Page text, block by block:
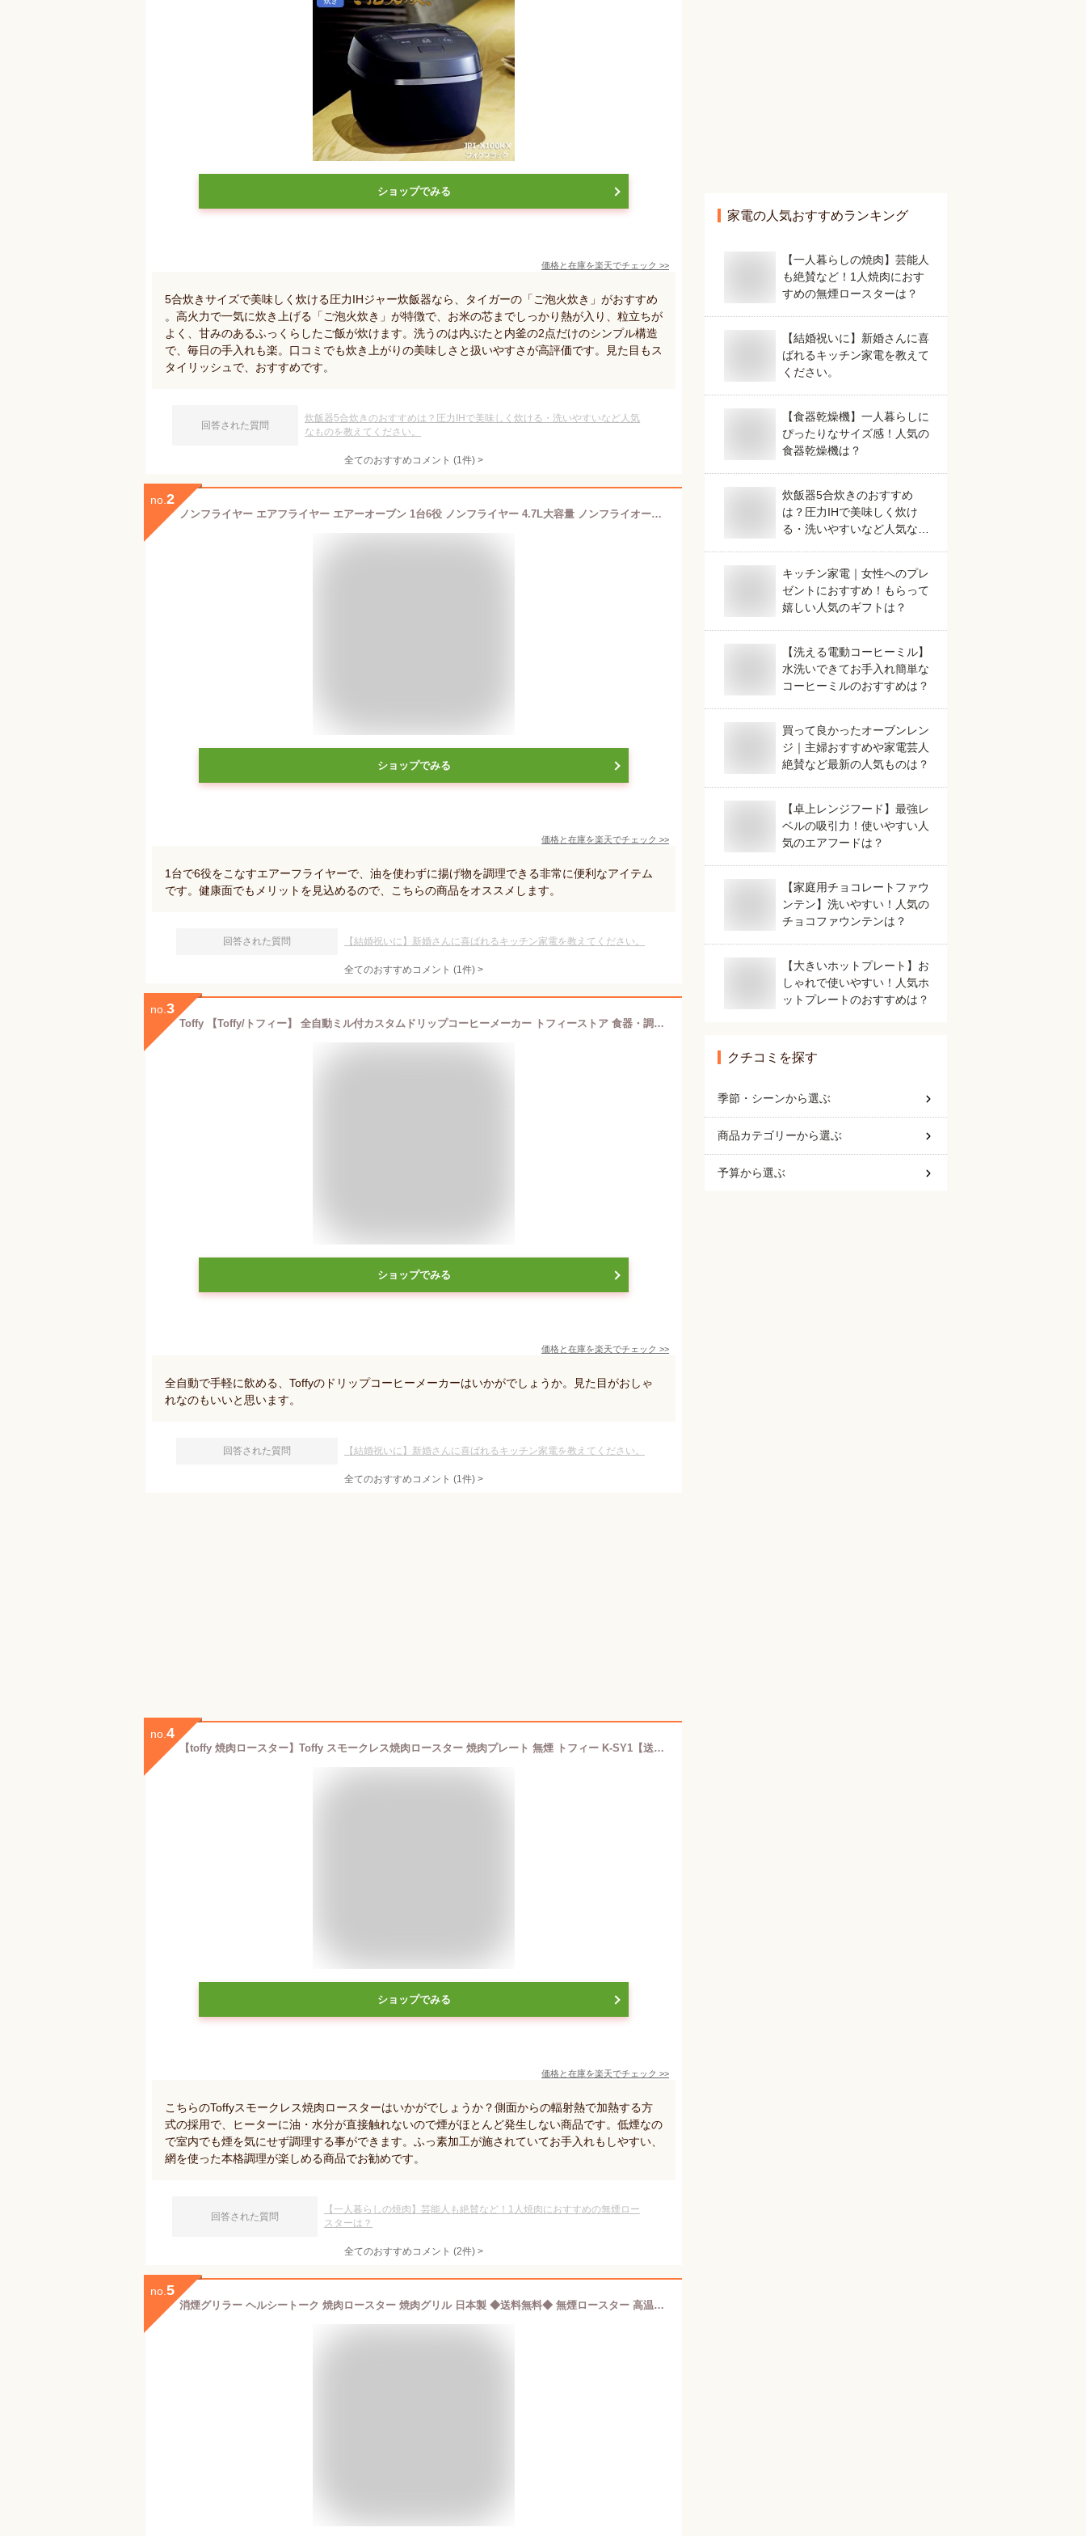
ショップでみる
価格と在庫を楽天でチェック >>
5合炊きサイズで美味しく炊ける圧力IHジャー炊飯器なら、タイガーの「ご泡火炊き」がおすすめ
。高火力で一気に炊き上げる「ご泡火炊き」が特徴で、お米の芯までしっかり熱が入り、粒立ちが
よく、甘みのあるふっくらしたご飯が炊けます。洗うのは内ぶたと内釜の2点だけのシンプル構造
で、毎日の手入れも楽。口コミでも炊き上がりの美味しさと扱いやすさが高評価です。見た目もス
タイリッシュで、おすすめです。
回答された質問
炊飯器5合炊きのおすすめは？圧力IHで美味しく炊ける・洗いやすいなど人気
なものを教えてください。
全てのおすすめコメント (1件) >
no. 2
ノンフライヤー エアフライヤー エアーオーブン 1台6役 ノンフライヤー 4.7L大容量 ノンフライオーブン 透明窓 電気フライヤー 唐揚げ 揚げ物 家庭用 1-6人用 コンパクト 過熱保護 調理家電 キッチン家電 油なし揚物 日本語レシピ付き タイマー360°空気循環技術 PSE認証済み
ショップでみる
価格と在庫を楽天でチェック >>
1台で6役をこなすエアーフライヤーで、油を使わずに揚げ物を調理できる非常に便利なアイテム
です。健康面でもメリットを見込めるので、こちらの商品をオススメします。
回答された質問 【結婚祝いに】新婚さんに喜ばれるキッチン家電を教えてください。
全てのおすすめコメント (1件) >
no. 3
Toffy 【Toffy/トフィー】 全自動ミル付カスタムドリップコーヒーメーカー トフィーストア 食器・調理器具・キッチン用品 キッチン家電 グレー ブラック【送料無料】
ショップでみる
価格と在庫を楽天でチェック >>
全自動で手軽に飲める、Toffyのドリップコーヒーメーカーはいかがでしょうか。見た目がおしゃ
れなのもいいと思います。
回答された質問 【結婚祝いに】新婚さんに喜ばれるキッチン家電を教えてください。
全てのおすすめコメント (1件) >
no. 4
【toffy 焼肉ロースター】Toffy スモークレス焼肉ロースター 焼肉プレート 無煙 トフィー K-SY1【送料無料】コンパクト 焼肉 焼鳥網 煙が出ない 煙が少ない 網焼き器 調理家電 キッチン家電 お洒落 プレゼント ラドンナ 1人暮らし 新生活家電
ショップでみる
価格と在庫を楽天でチェック >>
こちらのToffyスモークレス焼肉ロースターはいかがでしょうか？側面からの輻射熱で加熱する方
式の採用で、ヒーターに油・水分が直接触れないので煙がほとんど発生しない商品です。低煙なの
で室内でも煙を気にせず調理する事ができます。ふっ素加工が施されていてお手入れもしやすい、
網を使った本格調理が楽しめる商品でお勧めです。
回答された質問
【一人暮らしの焼肉】芸能人も絶賛など！1人焼肉におすすめの無煙ロー
スターは？
全てのおすすめコメント (2件) >
no. 5
消煙グリラー ヘルシートーク 焼肉ロースター 焼肉グリル 日本製 ◆送料無料◆ 無煙ロースター 高温ハイパワー 卓上 グリル 消煙効果 煙がでにくい構造 水受け皿 鉄板焼き グリル焼き 魚焼き 一人焼肉 卓上家電 フッ素樹脂加工 生活家電 家庭用 価格【送料無料】【smtb-TK】
家電の人気おすすめランキング
【一人暮らしの焼肉】芸能人
も絶賛など！1人焼肉におす
すめの無煙ロースターは？
【結婚祝いに】新婚さんに喜
ばれるキッチン家電を教えて
ください。
【食器乾燥機】一人暮らしに
ぴったりなサイズ感！人気の
食器乾燥機は？
炊飯器5合炊きのおすすめ
は？圧力IHで美味しく炊け
る・洗いやすいなど人気なも
キッチン家電｜女性へのプレ
ゼントにおすすめ！もらって
嬉しい人気のギフトは？
【洗える電動コーヒーミル】
水洗いできてお手入れ簡単な
コーヒーミルのおすすめは？
買って良かったオーブンレン
ジ｜主婦おすすめや家電芸人
絶賛など最新の人気ものは？
【卓上レンジフード】最強レ
ベルの吸引力！使いやすい人
気のエアフードは？
【家庭用チョコレートファウ
ンテン】洗いやすい！人気の
チョコファウンテンは？
【大きいホットプレート】お
しゃれで使いやすい！人気ホ
ットプレートのおすすめは？
クチコミを探す
季節・シーンから選ぶ
商品カテゴリーから選ぶ
予算から選ぶ